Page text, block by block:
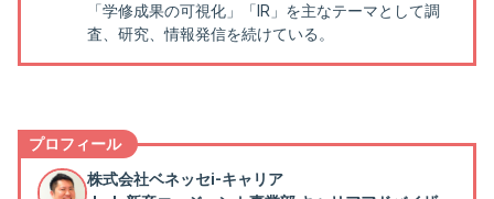
「学修成果の可視化」「IR」を主なテーマとして調
査、研究、情報発信を続けている。
プロフィール
株式会社ベネッセi-キャリア